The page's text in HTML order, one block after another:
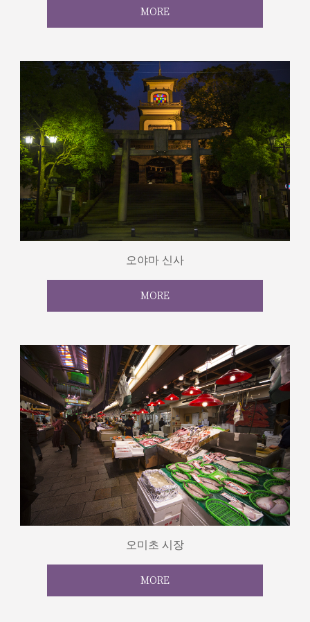
MORE
오야마 신사
MORE
오미초 시장
MORE